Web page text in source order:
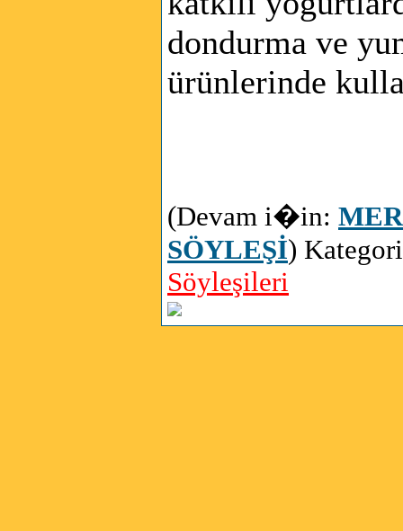
dondurma ve
ürünlerinde
(Devam‎ i�in:
SÖYLEŞİ)
Söyleşileri